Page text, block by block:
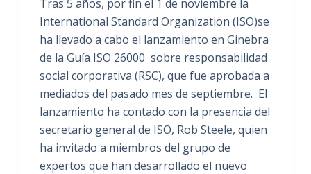
Tras 5 años, por fin el 1 de noviembre la
International Standard Organization (ISO)se
ha llevado a cabo el lanzamiento en Ginebra
de la Guía ISO 26000 sobre responsabilidad
social corporativa (RSC), que fue aprobada a
mediados del pasado mes de septiembre. El
lanzamiento ha contado con la presencia del
secretario general de ISO, Rob Steele, quien
ha invitado a miembros del grupo de
expertos que han desarrollado el nuevo